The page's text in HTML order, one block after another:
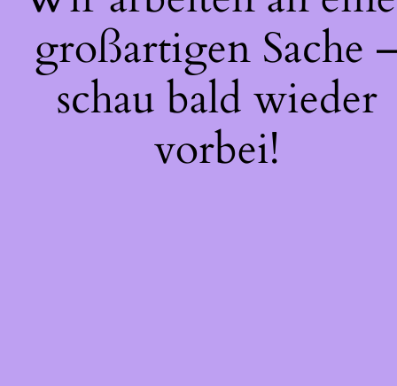
großartigen Sache
schau bald wieder
vorbei!